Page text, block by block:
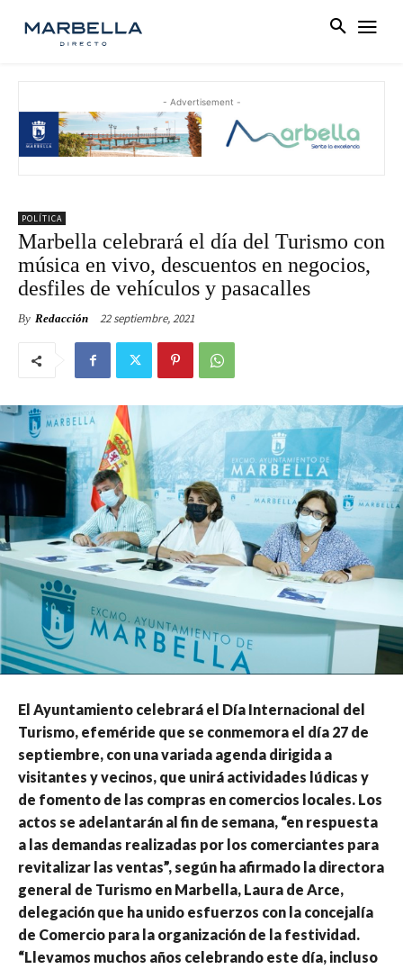
- Advertisement -
POLÍTICA
Marbella celebrará el día del Turismo con
música en vivo, descuentos en negocios,
desfiles de vehículos y pasacalles
By Redacción 22 septiembre, 2021
El Ayuntamiento celebrará el Día Internacional del
Turismo, efeméride que se conmemora el día 27 de
septiembre, con una variada agenda dirigida a
visitantes y vecinos, que unirá actividades lúdicas y
de fomento de las compras en comercios locales. Los
actos se adelantarán al fin de semana, “en respuesta
a las demandas realizadas por los comerciantes para
revitalizar las ventas”, según ha afirmado la directora
general de Turismo en Marbella, Laura de Arce,
delegación que ha unido esfuerzos con la concejalía
de Comercio para la organización de la festividad.
“Llevamos muchos años celebrando este día, incluso